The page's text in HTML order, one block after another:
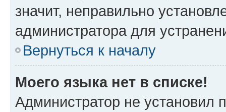
значит, неправильно
администратора для
Вернуться к началу
Моего языка нет в списке!
Администратор не установил